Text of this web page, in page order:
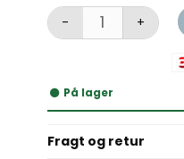
- +
På lager
Fragt og retur